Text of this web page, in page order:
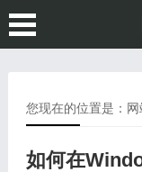
您现在的位置是：
如何在